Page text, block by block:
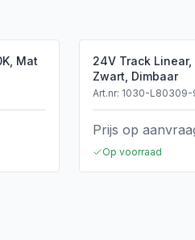
Mat
24V Track
Zwart, Dimbaar
Art.nr: 1030-L80309-
Prijs op
Op voorraad